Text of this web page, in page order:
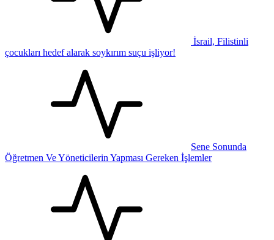
İsrail, Filistinli
çocukları hedef alarak soykırım suçu işliyor!
Sene Sonunda
Öğretmen Ve Yöneticilerin Yapması Gereken İşlemler